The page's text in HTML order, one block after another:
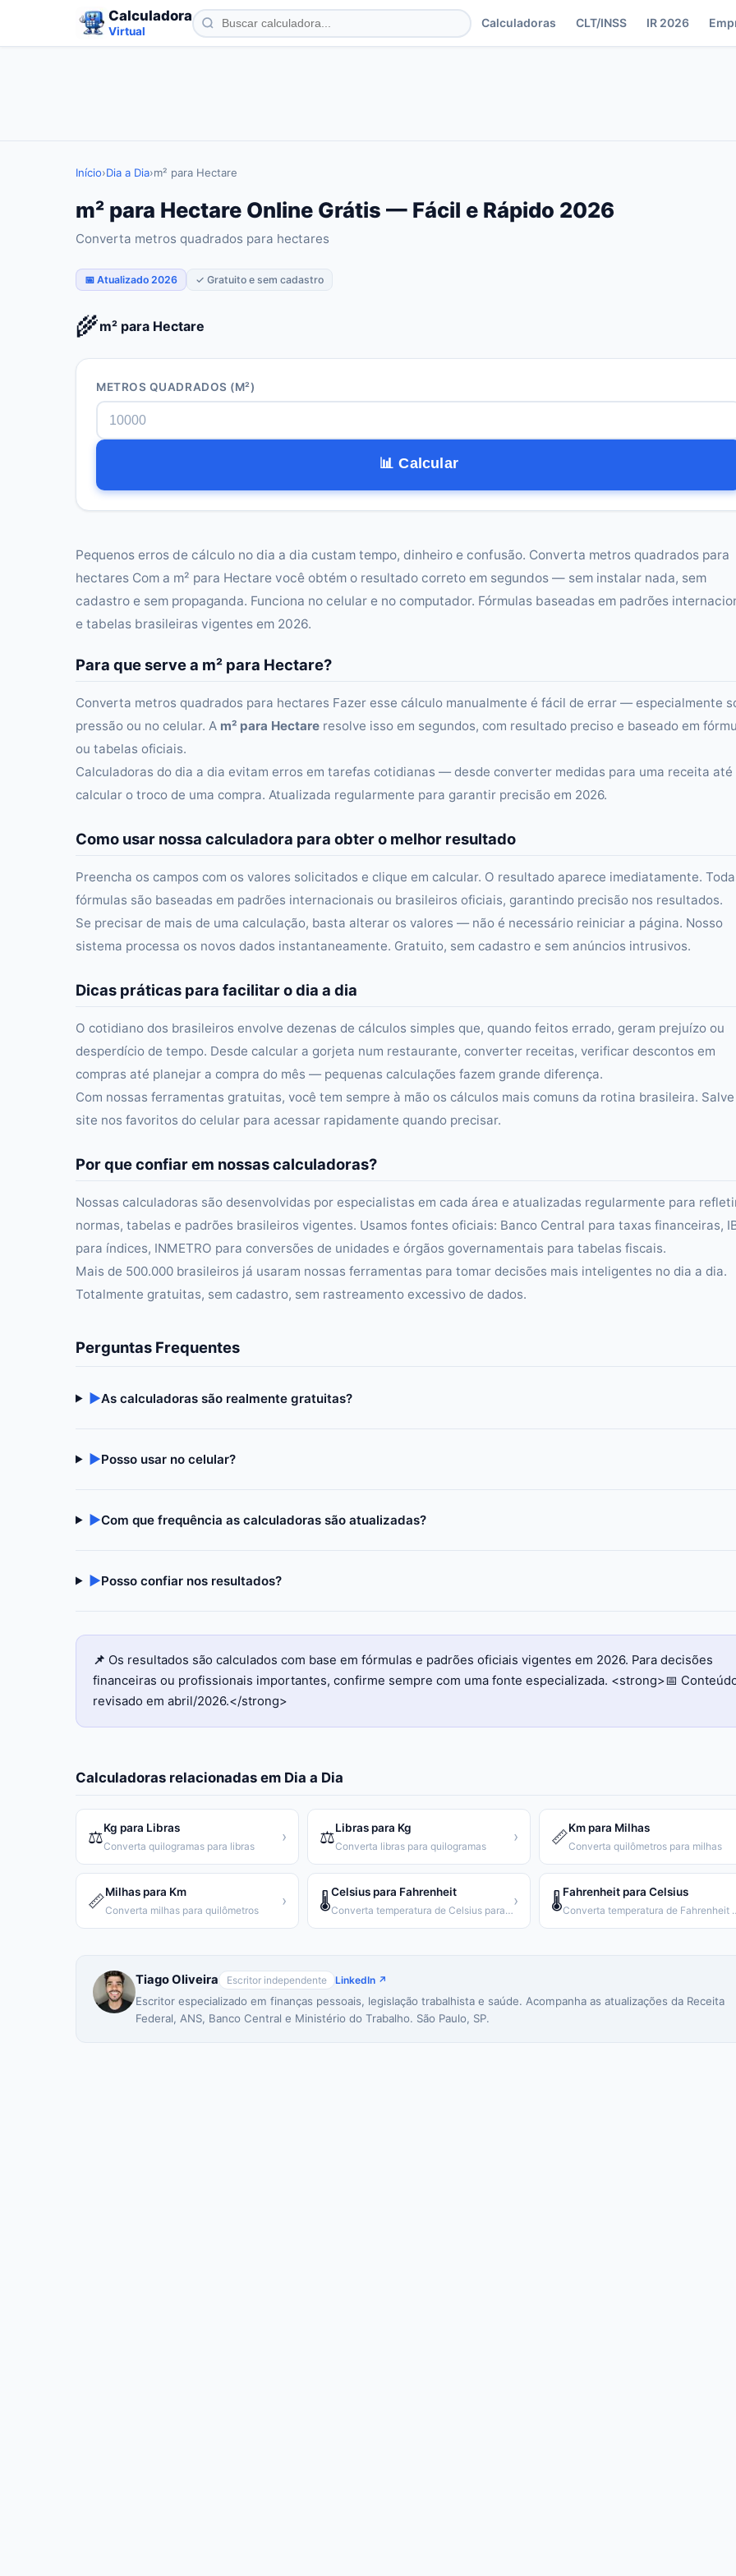
Calculadora
Virtual
Calculadoras CLT/INSS IR 2026
Início›Dia a Dia›m² para Hectare
m² para Hectare Online Grátis — Fácil e Rápido 2026
Converta metros quadrados para hectares
📅 Atualizado 2026 ✓ Gratuito e sem cadastro
🌾m² para Hectare
METROS QUADRADOS (M²)
📊 Calcular
Pequenos erros de cálculo no dia a dia custam tempo, dinheiro e confusão. Converta metros quadrados para
hectares Com a m² para Hectare você obtém o resultado correto em segundos — sem instalar nada, sem
cadastro e sem propaganda. Funciona no celular e no computador. Fórmulas baseadas em padrões
e tabelas brasileiras vigentes em 2026.
Para que serve a m² para Hectare?
Converta metros quadrados para hectares Fazer esse cálculo manualmente é fácil de errar — especialmente
pressão ou no celular. A m² para Hectare resolve isso em segundos, com resultado preciso e baseado em
ou tabelas oficiais.
Calculadoras do dia a dia evitam erros em tarefas cotidianas — desde converter medidas para uma receita até
calcular o troco de uma compra. Atualizada regularmente para garantir precisão em 2026.
Como usar nossa calculadora para obter o melhor resultado
Preencha os campos com os valores solicitados e clique em calcular. O resultado aparece imediatamente.
fórmulas são baseadas em padrões internacionais ou brasileiros oficiais, garantindo precisão nos resultados.
Se precisar de mais de uma calculação, basta alterar os valores — não é necessário reiniciar a página. Nosso
sistema processa os novos dados instantaneamente. Gratuito, sem cadastro e sem anúncios intrusivos.
Dicas práticas para facilitar o dia a dia
O cotidiano dos brasileiros envolve dezenas de cálculos simples que, quando feitos errado, geram prejuízo ou
desperdício de tempo. Desde calcular a gorjeta num restaurante, converter receitas, verificar descontos em
compras até planejar a compra do mês — pequenas calculações fazem grande diferença.
Com nossas ferramentas gratuitas, você tem sempre à mão os cálculos mais comuns da rotina brasileira.
site nos favoritos do celular para acessar rapidamente quando precisar.
Por que confiar em nossas calculadoras?
Nossas calculadoras são desenvolvidas por especialistas em cada área e atualizadas regularmente para
normas, tabelas e padrões brasileiros vigentes. Usamos fontes oficiais: Banco Central para taxas financeiras,
para índices, INMETRO para conversões de unidades e órgãos governamentais para tabelas fiscais.
Mais de 500.000 brasileiros já usaram nossas ferramentas para tomar decisões mais inteligentes no dia a dia.
Totalmente gratuitas, sem cadastro, sem rastreamento excessivo de dados.
Perguntas Frequentes
▶As calculadoras são realmente gratuitas?
▶Posso usar no celular?
▶Com que frequência as calculadoras são atualizadas?
▶Posso confiar nos resultados?
📌 Os resultados são calculados com base em fórmulas e padrões oficiais vigentes em 2026. Para decisões
financeiras ou profissionais importantes, confirme sempre com uma fonte especializada. <strong>📅
revisado em abril/2026.</strong>
Calculadoras relacionadas em Dia a Dia
⚖️Kg para Libras
Converta quilogramas para libras
› ⚖️Libras para Kg
Converta libras para quilogramas
› 📏Km para Milhas
Converta quilômetros para milhas
📏Milhas para Km
Converta milhas para quilômetros
› 🌡️Celsius para Fahrenheit
Converta temperatura de Celsius para Fahrenheit
› 🌡️Fahrenheit para Celsius
Converta
Tiago Oliveira Escritor independente LinkedIn ↗
Escritor especializado em finanças pessoais, legislação trabalhista e saúde. Acompanha as atualizações da Receita
Federal, ANS, Banco Central e Ministério do Trabalho. São Paulo, SP.